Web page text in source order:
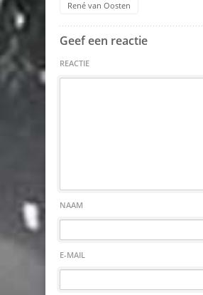
René van Oosten
Geef een reactie
REACTIE
NAAM
E-MAIL